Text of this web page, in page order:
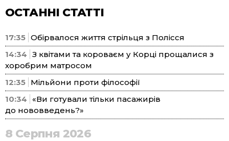
ОСТАННІ СТАТТІ
17:35 Обірвалося життя стрільця з Полісся
14:34 З квітами та короваєм у Корці прощалися з
хоробрим матросом
12:35 Мільйони проти філософії
10:34
«Ви готували тільки пасажирів
до нововведень?»
8 Серпня 2026